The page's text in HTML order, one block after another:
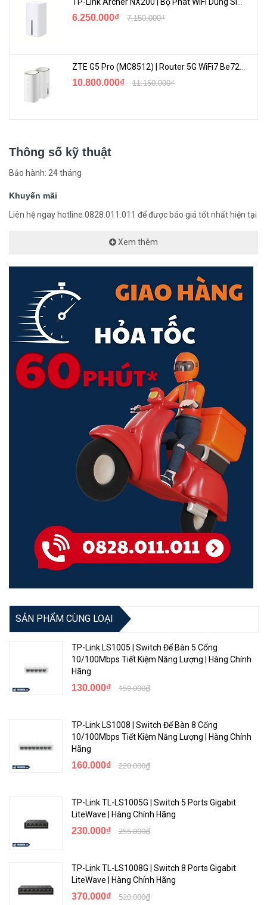
6.250.000₫ 7.150.000₫
10.800.000₫ 11.150.000₫
Thông số kỹ thuật
Bảo hành: 24 tháng
Khuyến mãi
Liên hệ ngay hotline 0828.011.011 để được báo giá tốt nhất hiện tại
Xem thêm
SẢN PHẨM CÙNG LOẠI
TP-Link LS1005 | Switch Để Bàn 5 Cổng
10/100Mbps Tiết Kiệm Năng Lượng | Hàng Chính
Hãng
130.000₫ 159.000₫
TP-Link LS1008 | Switch Để Bàn 8 Cổng
10/100Mbps Tiết Kiệm Năng Lượng | Hàng Chính
Hãng
160.000₫ 220.000₫
TP-Link TL-LS1005G | Switch 5 Ports Gigabit
LiteWave | Hàng Chính Hãng
230.000₫ 255.000₫
TP-Link TL-LS1008G | Switch 8 Ports Gigabit
LiteWave | Hàng Chính Hãng
370.000₫ 520.000₫